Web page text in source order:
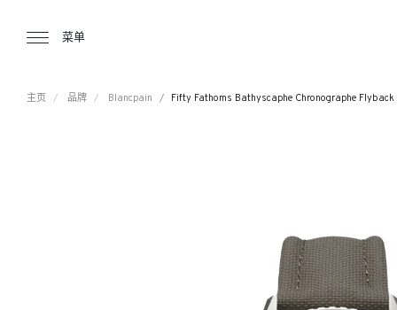
菜单
主页 品牌 Blancpain Fifty Fathoms Bathyscaphe Chronographe Flyback